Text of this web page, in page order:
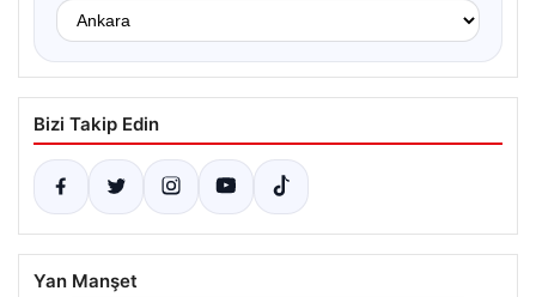
Bizi Takip Edin
Yan Manşet